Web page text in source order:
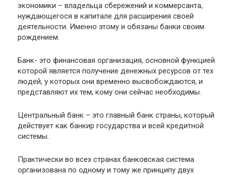
экономики – владельца сбережений и коммерсанта,
нуждающегося в капитале для расширения своей
деятельности. Именно этому и обязаны банки своим
рождением.
Банк- это финансовая организация, основной функцией
которой является получение денежных ресурсов от тех
людей, у которых они временно высвобождаются, и
представляют их тем, кому они сейчас необходимы.
Центральный банк – это главный банк страны, который
действует как банкир государства и всей кредитной
системы.
Практически во всех странах банковская система
организована по одному и тому же принципу двух